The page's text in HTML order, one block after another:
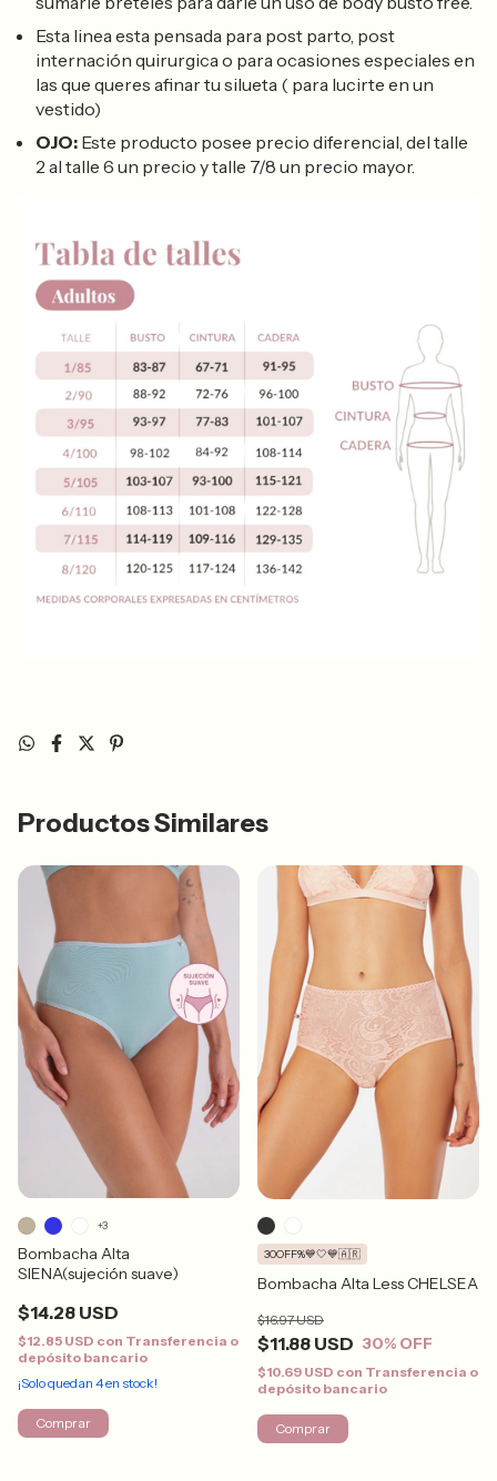
Esta linea esta pensada para post parto, post
internación quirurgica o para ocasiones especiales en
las que queres afinar tu silueta ( para lucirte en un
vestido)
OJO: Este producto posee precio diferencial, del talle
2 al talle 6 un precio y talle 7/8 un precio mayor.
Productos Similares
Bombacha Alta
SIENA(sujeción suave)
$14.28 USD
$12.85 USD con Transferencia o
depósito bancario
¡Solo quedan 4en stock!
+3
Comprar
Bombacha Alta Less CHELSEA
$11.88 USD
$16.97 USD
30% OFF
30OFF%💙🤍💙🇦🇷
$10.69 USD con Transferencia o
depósito bancario
Comprar